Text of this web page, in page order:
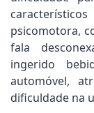
psicomotora,
fala
ingerido
automóvel,
dificuldade na